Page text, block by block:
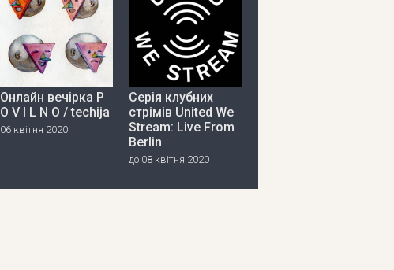
Онлайн вечірка P
O V I L N O / techija
06 квітня 2020
Серія клубних
стрімів United We
Stream: Live From
Berlin
до 08 квітня 2020